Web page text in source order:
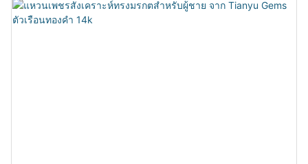
การขัดเงาอย่างประณีต ซึ่งได้รับความนิยมจากผู้ชายจำนวนมากเช่น